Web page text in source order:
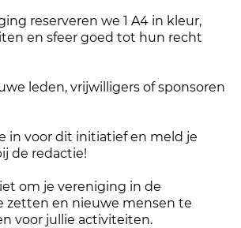
reserveren we 1 A4 in kleur,
en sfeer goed tot hun recht
leden, vrijwilligers of sponsoren
in voor dit initiatief en meld je
de redactie!
om je vereniging in de
zetten en nieuwe mensen te
voor jullie activiteiten.